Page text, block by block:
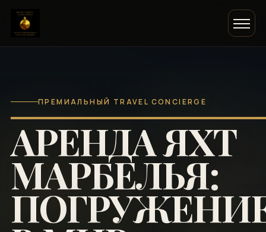
ПРЕМИАЛЬНЫЙ TRAVEL CONCIERGE
АРЕНДА ЯХТ
МАРБЕЛЬЯ: